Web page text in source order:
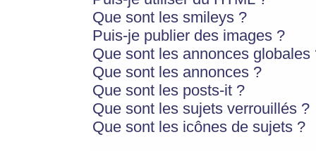
Que sont les smileys ?
Puis-je publier des images ?
Que sont les annonces globales
Que sont les annonces ?
Que sont les posts-it ?
Que sont les sujets verrouillés ?
Que sont les icônes de sujets ?